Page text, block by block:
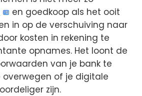
en goedkoop als het ooit
in op de verschuiving naar
kosten in rekening te
opnames. Het loont de
van je bank te
of je digitale
zijn.